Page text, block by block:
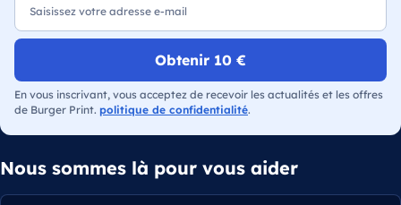
Obtenir 10 €
En vous inscrivant, vous acceptez de recevoir les actualités et les offres
de Burger Print. politique de confidentialité.
Nous sommes là pour vous aider